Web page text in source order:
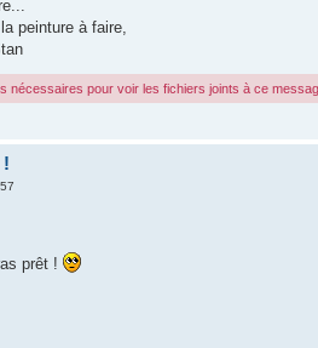
peinture à faire,
nécessaires pour voir les fichiers joints à ce
!
prêt !